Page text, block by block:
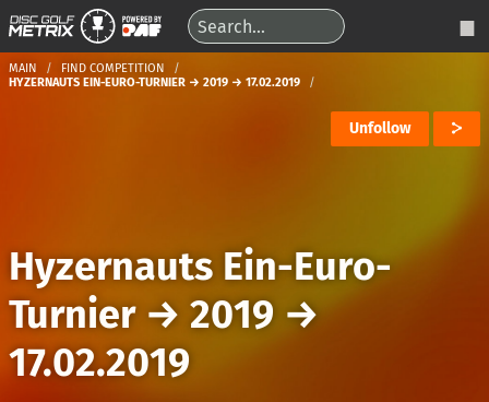
MAIN
FIND COMPETITION
HYZERNAUTS EIN-EURO-TURNIER → 2019 → 17.02.2019
Unfollow
Hyzernauts Ein-Euro-
Turnier→ 2019 →
17.02.2019